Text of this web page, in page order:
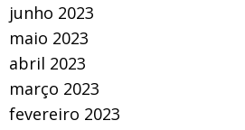
junho 2023
maio 2023
abril 2023
março 2023
fevereiro 2023